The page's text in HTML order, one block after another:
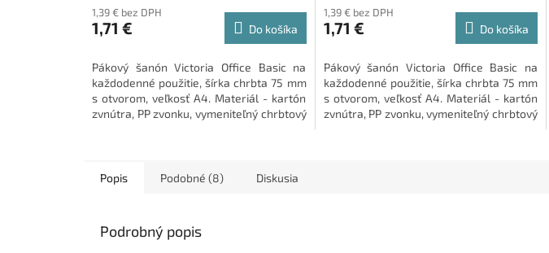
1,39 € bez DPH
1,71 € Do košíka
Pákový šanón Victoria Office Basic na
každodenné použitie, šírka chrbta 75 mm
s otvorom, veľkosť A4. Materiál - kartón
zvnútra, PP zvonku, vymeniteľný chrbtový
1,39 € bez DPH
1,71 € Do košíka
Pákový šanón Victoria Office Basic na
každodenné použitie, šírka chrbta 75 mm
s otvorom, veľkosť A4. Materiál - kartón
zvnútra, PP zvonku, vymeniteľný chrbtový
Popis Podobné (8) Diskusia
Podrobný popis